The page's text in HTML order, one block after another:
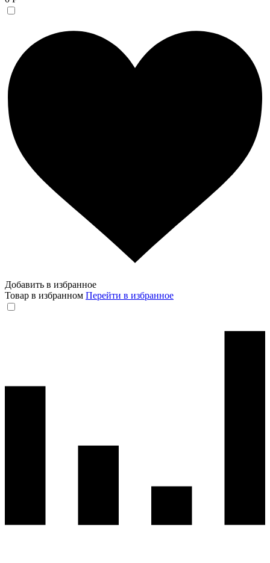
Добавить в избранное
Товар в избранном Перейти в избранное